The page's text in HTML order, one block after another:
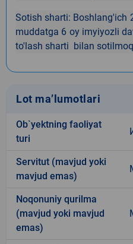
Sotish sharti: Boshlang'ich
muddatga 6 oy imyiyozli
to'lash sharti bilan
Lot ma’lumotlari
Ob`yektning faoliyat
turi
Servitut (mavjud yoki
mavjud emas)
Noqonuniy qurilma
(mavjud yoki mavjud
emas)